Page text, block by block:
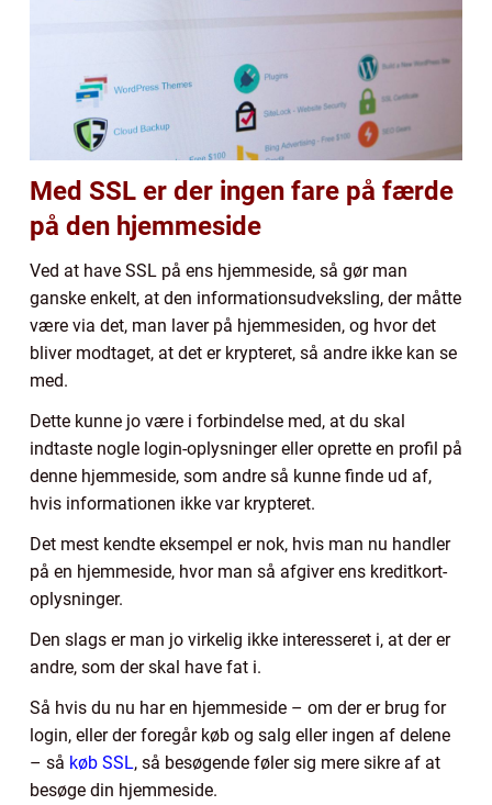
Med SSL er der ingen fare på færde
på den hjemmeside
Ved at have SSL på ens hjemmeside, så gør man
ganske enkelt, at den informationsudveksling, der måtte
være via det, man laver på hjemmesiden, og hvor det
bliver modtaget, at det er krypteret, så andre ikke kan se
med.
Dette kunne jo være i forbindelse med, at du skal
indtaste nogle login-oplysninger eller oprette en profil på
denne hjemmeside, som andre så kunne finde ud af,
hvis informationen ikke var krypteret.
Det mest kendte eksempel er nok, hvis man nu handler
på en hjemmeside, hvor man så afgiver ens kreditkort-
oplysninger.
Den slags er man jo virkelig ikke interesseret i, at der er
andre, som der skal have fat i.
Så hvis du nu har en hjemmeside – om der er brug for
login, eller der foregår køb og salg eller ingen af delene
– så køb SSL, så besøgende føler sig mere sikre af at
besøge din hjemmeside.